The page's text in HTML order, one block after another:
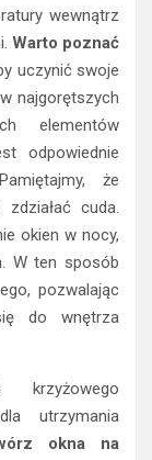
wewnątrz
Warto poznać
uczynić swoje
najgorętszych
elementów
odpowiednie
że
cuda.
okien w nocy,
W ten sposób
pozwalając
do wnętrza
krzyżowego
utrzymania
okna na